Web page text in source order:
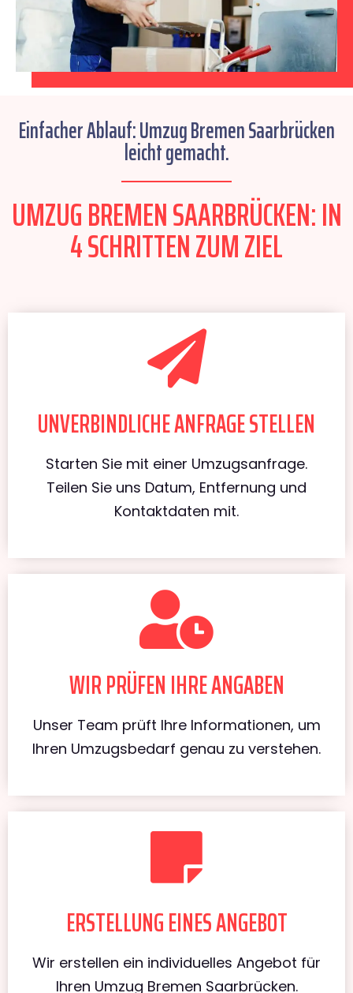
Einfacher Ablauf: Umzug Bremen Saarbrücken
leicht gemacht.
UMZUG BREMEN SAARBRÜCKEN: IN
4 SCHRITTEN ZUM ZIEL
UNVERBINDLICHE ANFRAGE STELLEN
Starten Sie mit einer Umzugsanfrage.
Teilen Sie uns Datum, Entfernung und
Kontaktdaten mit.
WIR PRÜFEN IHRE ANGABEN
Unser Team prüft Ihre Informationen, um
Ihren Umzugsbedarf genau zu verstehen.
ERSTELLUNG EINES ANGEBOT
Wir erstellen ein individuelles Angebot für
Ihren Umzug Bremen Saarbrücken.